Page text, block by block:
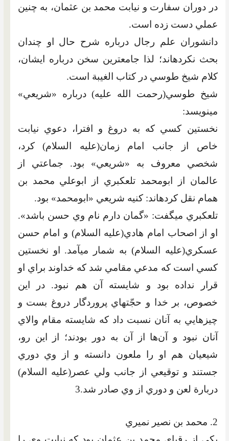
در دوران سفارت و نيابت محمد بن عثمان، به چنين
عملي دست زده است.
دانشوران علم رجال درباره شرح حال او چندان
بحث نکرده‏اند؛ لذا جامع‏ترين سخن درباره ايشان،
کلام شيخ طوسي در کتاب الغيبة است.
شيخ طوسي(رحمت الله عليه) درباره «شريعي»
مي‏نويسد:
نخستين کسي که به دروغ و افترا، دعوي نيابت
خاص از جانب امام زمان‏(عليه السلام) کرد،
شخصي ‏معروف به «شريعي» بود. جماعتي از
عالمان از ابومحمد تلعکبري از ابوعلي محمد بن
همام نقل کرده‏اند: کنيه شريعي «ابومحمد» بود.
تلعکبري مي‏گفت: «گمان دارم نام وي حسن باشد».
او از اصحاب امام هادي(عليه السلام) و امام حسن
عسکري(عليه السلام) به شمار مي‏آمد. او نخستين
کسي است که مدعي مقامي شد که خداوند براي او
قرار نداده بود و شايسته آن هم نبود. در اين
خصوص، بر خدا و حجّت‏هاي پروردگار دروغ بست و
چيزهايي به آنان نسبت داد که شايسته مقام والاي
آنان نبود و آن‌ها از آن به دور بودند؛ از اين رو،
شيعيان هم او را ملعون دانسته و از وي دوري
جستند و توقيعي از جانب ولي عصر(عليه السلام)
دربارة لعن و دوري از وي صادر شد.3
2. محمد بن نصير نميري